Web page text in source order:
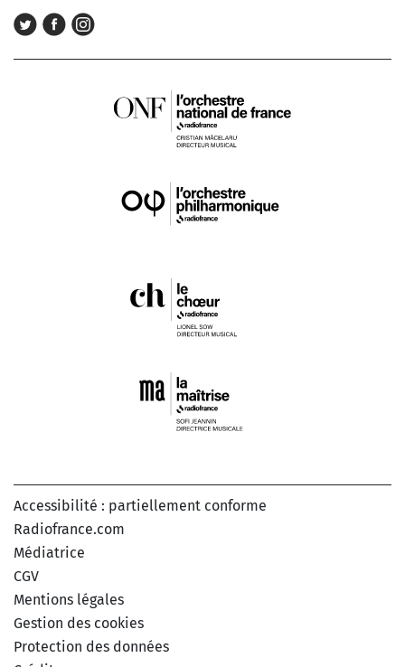
Accessibilité : partiellement conforme
Radiofrance.com
Médiatrice
CGV
Mentions légales
Gestion des cookies
Protection des données